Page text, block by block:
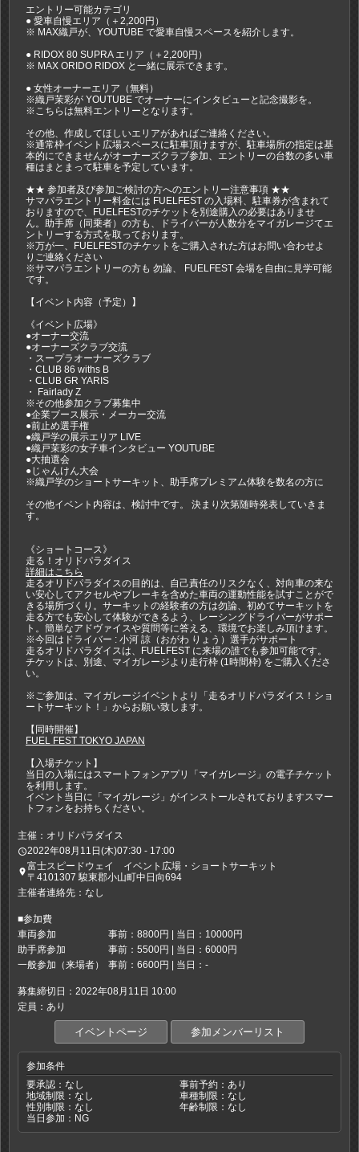
エントリー可能カテゴリ
● 愛車自慢エリア（＋2,200円）
※ MAX織戸が、YOUTUBE で愛車自慢スペースを紹介します。
● RIDOX 80 SUPRA エリア（＋2,200円）
※ MAX ORIDO RIDOX と一緒に展示できます。
● 女性オーナーエリア（無料）
※織戸茉彩が YOUTUBE でオーナーにインタビューと記念撮影を。
※こちらは無料エントリーとなります。
その他、作成してほしいエリアがあればご連絡ください。
※通常枠イベント広場スペースに駐車頂けますが、駐車場所の指定は基
本的にできませんがオーナーズクラブ参加、エントリーの台数の多い車
種はまとまって駐車を予定しています。
★★ 参加者及び参加ご検討の方へのエントリー注意事項 ★★
サマパラエントリー料金には FUELFEST の入場料、駐車券が含まれて
おりますので、FUELFESTのチケットを別途購入の必要はありませ
ん。助手席（同乗者）の方も、ドライバーが人数分をマイガレージてエ
ントリーする方式を取っております。
※万が一、FUELFESTのチケットをご購入された方はお問い合わせよ
りご連絡ください
※サマパラエントリーの方も 勿論、 FUELFEST 会場を自由に見学可能
です。
【イベント内容（予定）】
《イベント広場》
●オーナー交流
●オーナーズクラブ交流
・スープラオーナーズクラブ
・CLUB 86 withs B
・CLUB GR YARIS
・ Fairlady Z
※その他参加クラブ募集中
●企業ブース展示・メーカー交流
●前止め選手権
●織戸学の展示エリア LIVE
●織戸茉彩の女子車インタビュー YOUTUBE
●大抽選会
●じゃんけん大会
※織戸学のショートサーキット、助手席プレミアム体験を数名の方に
その他イベント内容は、検討中です。 決まり次第随時発表していきま
す。
《ショートコース》
走る！オリドパラダイス
詳細はこちら
走るオリドパラダイスの目的は、自己責任のリスクなく、対向車の来な
い安心してアクセルやブレーキを含めた車両の運動性能を試すことがで
きる場所づくり。サーキットの経験者の方は勿論、初めてサーキットを
走る方でも安心して体験ができるよう、レーシングドライバーがサポー
ト。簡単なアドヴァイスや質問等に答える、環境でお楽しみ頂けます。
※今回はドライバー : 小河 諒（おがわ りょう）選手がサポート
走るオリドパラダイスは、FUELFEST に来場の誰でも参加可能です。
チケットは、別途、マイガレージより走行枠 (1時間枠) をご購入くださ
い。
※ご参加は、マイガレージイベントより「走るオリドパラダイス！ショ
ートサーキット！」からお願い致します。
【同時開催】
FUEL FEST TOKYO JAPAN
【入場チケット】
当日の入場にはスマートフォンアプリ「マイガレージ」の電子チケット
を利用します。
イベント当日に「マイガレージ」がインストールされておりますスマー
トフォンをお持ちください。
主催：オリドパラダイス
access_time2022年08月11日(木)07:30 - 17:00
place富士スピードウェイ イベント広場・ショートサーキット
〒4101307 駿東郡小山町中日向694
主催者連絡先：なし
■参加費
車両参加
事前：8800円 | 当日：10000円
助手席参加
事前：5500円 | 当日：6000円
一般参加（来場者）
事前：6600円 | 当日：-
募集締切日：2022年08月11日 10:00
定員：あり
イベントページ 参加メンバーリスト
参加条件
要承認：なし
事前予約：あり
地域制限：なし
車種制限：なし
性別制限：なし
年齢制限：なし
当日参加：NG